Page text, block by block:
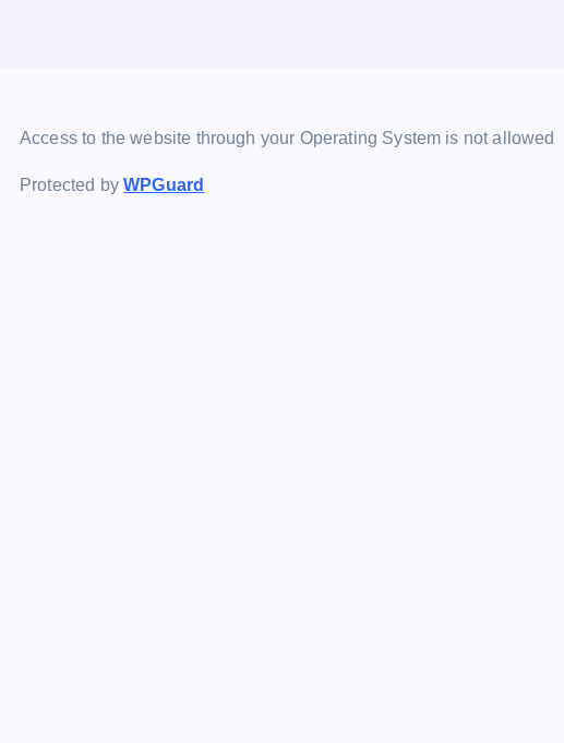
Access to the website through your Operating System is not allowed
Protected byWPGuard